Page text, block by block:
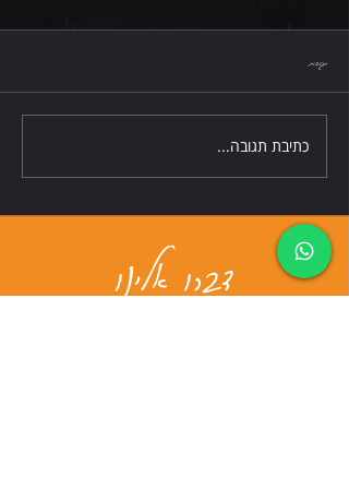
תגובות
כתיבת תגובה...
דברו אלינו